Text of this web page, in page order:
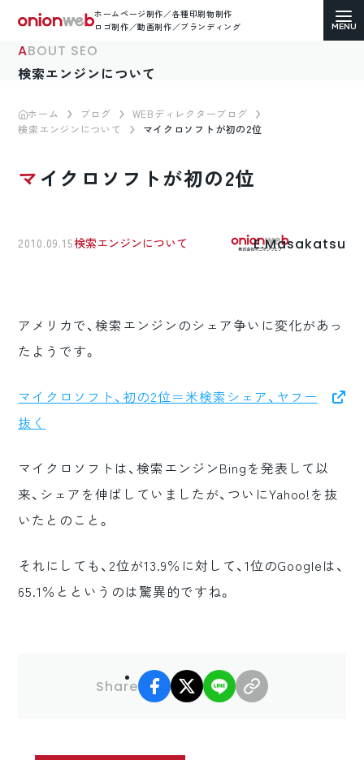
ホームページ制作／各種印刷物制作
ロゴ制作／動画制作／ブランディング
ホームページ制作
コーポレートサイト
ブランディング
ABOUT SEO
検索エンジンについて
ホーム ブログ
WEBディレクターブログ
検索エンジンについて
マイクロソフトが初の2位
マイクロソフトが初の2位
2010.09.15検索エンジンについて E.Masakatsu
アメリカで、検索エンジンのシェア争いに変化があっ
たようです。
マイクロソフト、初の2位＝米検索シェア、ヤフー
抜く
マイクロソフトは、検索エンジンBingを発表して以
来、シェアを伸ばしていましたが、ついにYahoo!を抜
いたとのこと。
それにしても、2位が13.9％に対して、1位のGoogleは、
65.1％とというのは驚異的ですね。
Share
facebook
X LINE